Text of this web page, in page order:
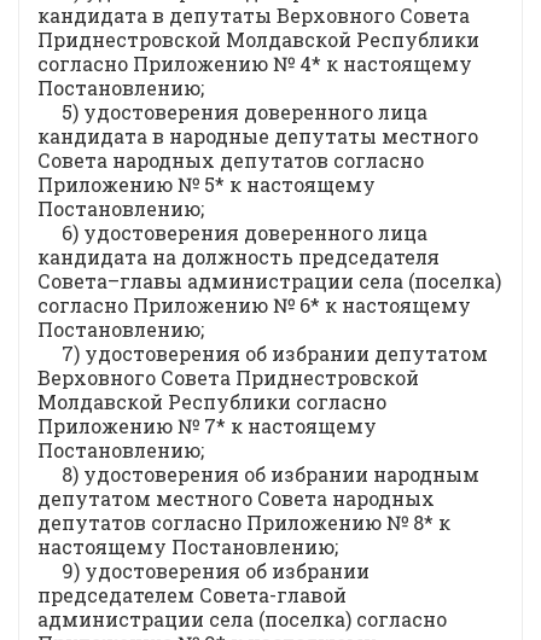
кандидата в депутаты Верховного Совета
Приднестровской Молдавской Республики
согласно Приложению № 4* к настоящему
Постановлению;
5) удостоверения доверенного лица
кандидата в народные депутаты местного
Совета народных депутатов согласно
Приложению № 5* к настоящему
Постановлению;
6) удостоверения доверенного лица
кандидата на должность председателя
Совета–главы администрации села (поселка)
согласно Приложению № 6* к настоящему
Постановлению;
7) удостоверения об избрании депутатом
Верховного Совета Приднестровской
Молдавской Республики согласно
Приложению № 7* к настоящему
Постановлению;
8) удостоверения об избрании народным
депутатом местного Совета народных
депутатов согласно Приложению № 8* к
настоящему Постановлению;
9) удостоверения об избрании
председателем Совета-главой
администрации села (поселка) согласно